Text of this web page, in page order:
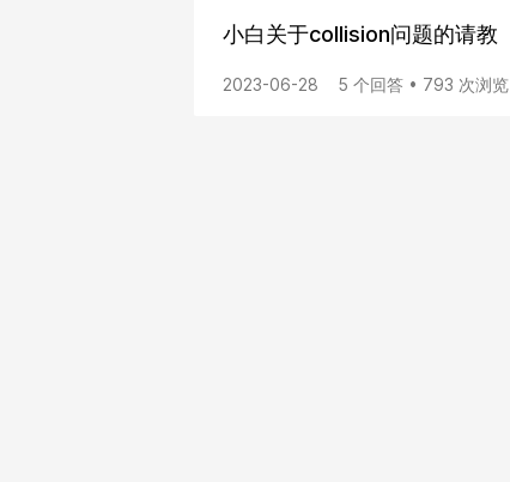
小白关于collision问题的请教
2023-06-28 5 个回答 • 793 次浏览